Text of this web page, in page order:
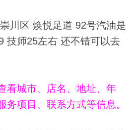
川区 焕悦足道 92号汽油是
技师25左右 还不错可以去
看城市、店名、地址、年
务项目、联系方式等信息。